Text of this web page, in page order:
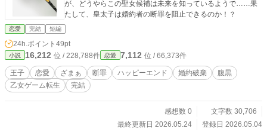
が、どうやらこの聖女候補は未来を知っているようで……果
たして、皇太子は婚約者の断罪を阻止できるのか！？
恋愛 完結 短編
24h.ポイント 49pt
小説 16,212 位 / 228,788件 恋愛 7,112 位 / 66,373件
王子 恋愛 ざまぁ 断罪 ハッピーエンド 婚約破棄
腹黒
乙女ゲーム転生
完結
感想数 0
文字数 30,706
最終更新日 2026.05.24
登録日 2026.05.04